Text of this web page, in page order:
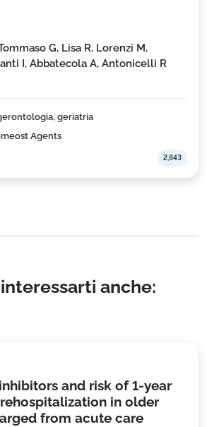
2,843
G, Lisa R, Lorenzi M,
I, Abbatecola A, Antonicelli R
geriatria
Agents
anche:
and risk of 1-year
in older
from acute care